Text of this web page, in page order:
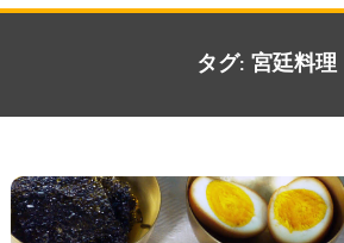
タグ: 宮廷料理